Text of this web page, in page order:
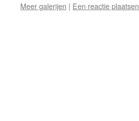
Meer galerijen | Een reactie plaatsen